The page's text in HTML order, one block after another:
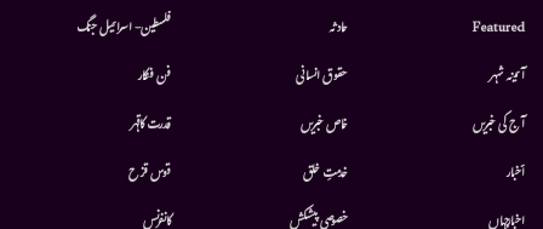
Featured
آئینہ شہر
آج کی خبریں
أخبار
حادثہ
حقوق انسانی
خاص خبریں
خدمتِ خلق
فلسطین- اسرائیل جنگ
فن فنکار
قدرت کاقہر
قوس قزح